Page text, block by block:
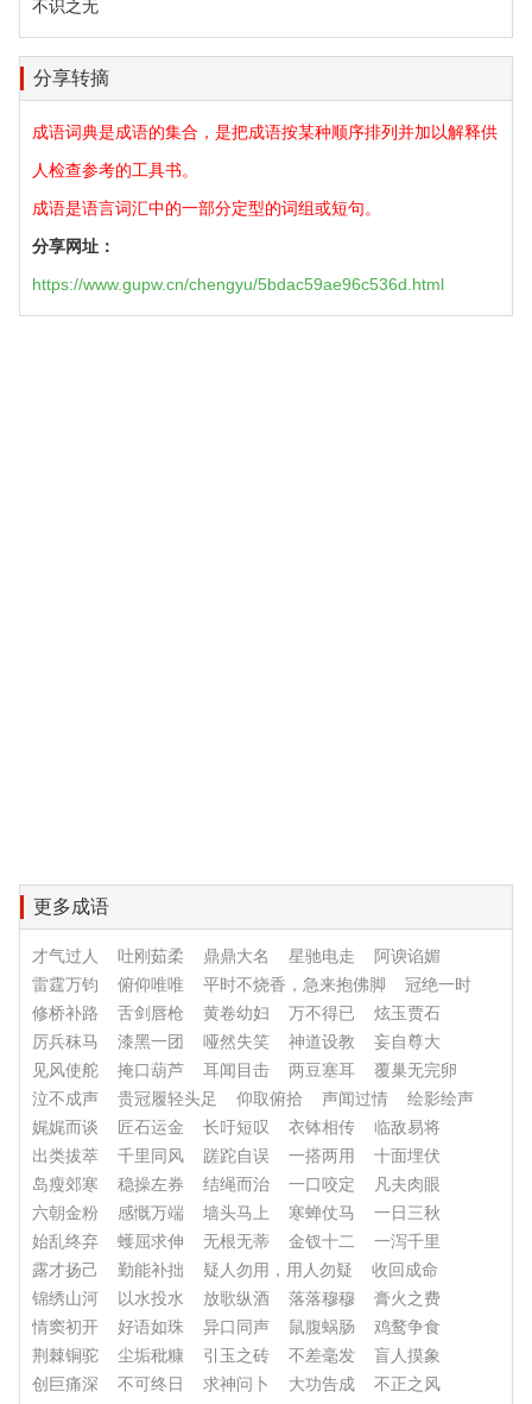
不识之无
分享转摘
成语词典是成语的集合，是把成语按某种顺序排列并加以解释供
人检查参考的工具书。
成语是语言词汇中的一部分定型的词组或短句。
分享网址：
https://www.gupw.cn/chengyu/5bdac59ae96c536d.html
更多成语
才气过人 吐刚茹柔 鼎鼎大名 星驰电走
阿谀谄媚
雷霆万钧
俯仰唯唯 平时不烧香，急来抱佛脚
冠绝一时
修桥补路
舌剑唇枪 黄卷幼妇 万不得已
炫玉贾石
厉兵秣马
漆黑一团 哑然失笑 神道设教
妄自尊大
见风使舵
掩口葫芦 耳闻目击 两豆塞耳
覆巢无完卵
泣不成声
贵冠履轻头足 仰取俯拾 声闻过情
绘影绘声
娓娓而谈
匠石运金 长吁短叹 衣钵相传
临敌易将
出类拔萃
千里同风 蹉跎自误 一搭两用
十面埋伏
岛瘦郊寒
稳操左券 结绳而治 一口咬定
凡夫肉眼
六朝金粉
感慨万端 墙头马上 寒蝉仗马
一日三秋
始乱终弃
蠖屈求伸 无根无蒂 金钗十二
一泻千里
露才扬己
勤能补拙 疑人勿用，用人勿疑
收回成命
锦绣山河
以水投水 放歌纵酒 落落穆穆
膏火之费
情窦初开
好语如珠 异口同声 鼠腹蜗肠
鸡鹜争食
荆棘铜驼
尘垢秕糠 引玉之砖 不差毫发
盲人摸象
创巨痛深
不可终日 求神问卜 大功告成
不正之风